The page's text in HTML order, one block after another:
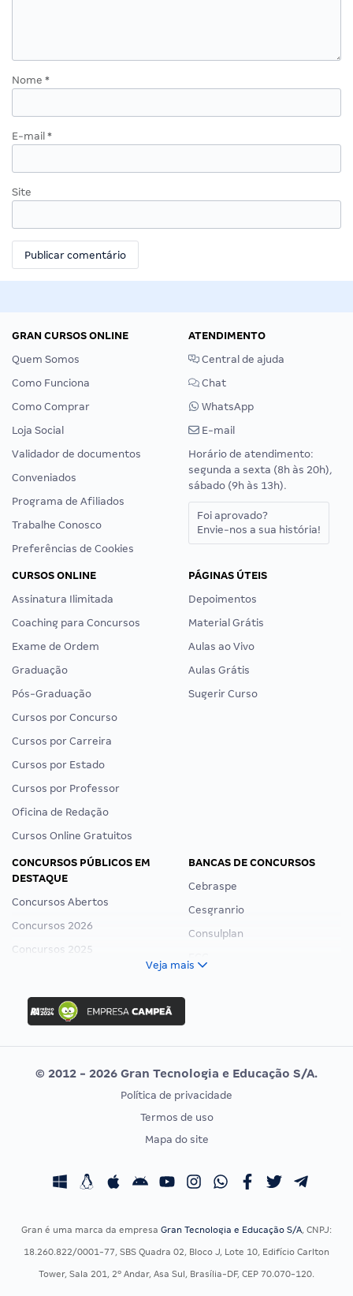
Nome *
E-mail *
Site
GRAN CURSOS ONLINE
Quem Somos
Como Funciona
Como Comprar
Loja Social
Validador de documentos
Conveniados
Programa de Afiliados
Trabalhe Conosco
Preferências de Cookies
ATENDIMENTO
Central de ajuda
Chat
WhatsApp
E-mail
Horário de atendimento:
segunda a sexta (8h às 20h),
sábado (9h às 13h).
Foi aprovado?
Envie-nos a sua história!
CURSOS ONLINE
Assinatura Ilimitada
Coaching para Concursos
Exame de Ordem
Graduação
Pós-Graduação
Cursos por Concurso
Cursos por Carreira
Cursos por Estado
Cursos por Professor
Oficina de Redação
Cursos Online Gratuitos
PÁGINAS ÚTEIS
Depoimentos
Material Grátis
Aulas ao Vivo
Aulas Grátis
Sugerir Curso
CONCURSOS PÚBLICOS EM
DESTAQUE
Concursos Abertos
Concursos 2026
Concursos 2025
Concurso Ibama
Concurso MPU
Editais publicados
BANCAS DE CONCURSOS
Cebraspe
Cesgranrio
Consulplan
Vunesp
CONCURSOS POR PROFISSÃO
Concursos Fiscais
Concursos Saúde
EXAME DE ORDEM
Calendário OAB
Veja mais
© 2012 - 2026 Gran Tecnologia e Educação S/A.
Política de privacidade
Termos de uso
Mapa do site
Gran é uma marca da empresa Gran Tecnologia e Educação S/A, CNPJ:
18.260.822/0001-77, SBS Quadra 02, Bloco J, Lote 10, Edifício Carlton
Tower, Sala 201, 2º Andar, Asa Sul, Brasília-DF, CEP 70.070-120.